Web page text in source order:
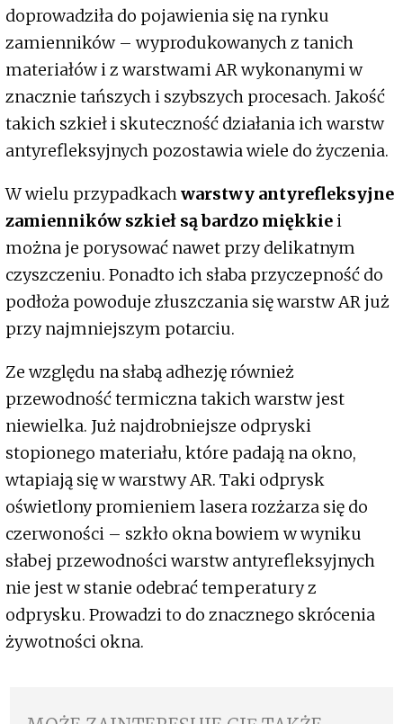
doprowadziła do pojawienia się na rynku
zamienników – wyprodukowanych z tanich
materiałów i z warstwami AR wykonanymi w
znacznie tańszych i szybszych procesach. Jakość
takich szkieł i skuteczność działania ich warstw
antyrefleksyjnych pozostawia wiele do życzenia.
W wielu przypadkach warstwy antyrefleksyjne
zamienników szkieł są bardzo miękkie i
można je porysować nawet przy delikatnym
czyszczeniu. Ponadto ich słaba przyczepność do
podłoża powoduje złuszczania się warstw AR już
przy najmniejszym potarciu.
Ze względu na słabą adhezję również
przewodność termiczna takich warstw jest
niewielka. Już najdrobniejsze odpryski
stopionego materiału, które padają na okno,
wtapiają się w warstwy AR. Taki odprysk
oświetlony promieniem lasera rozżarza się do
czerwoności – szkło okna bowiem w wyniku
słabej przewodności warstw antyrefleksyjnych
nie jest w stanie odebrać temperatury z
odprysku. Prowadzi to do znacznego skrócenia
żywotności okna.